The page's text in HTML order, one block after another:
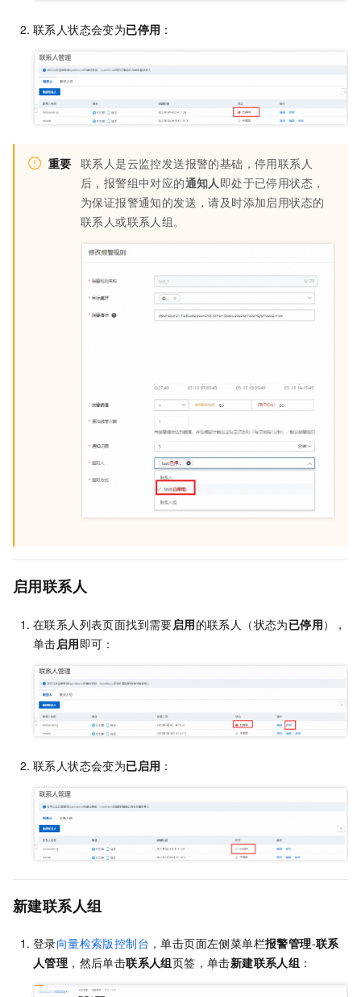
联系人状态会变为已停用 ：
重要 联系人是云监控发送报警的基础，停用联系人
后，报警组中对应的通知人即处于已停用状态，
为保证报警通知的发送，请及时添加启用状态的
联系人或联系人组。
启用联系人
在联系人列表页面找到需要启用的联系人（状态为已停用），
单击启用即可：
联系人状态会变为已启用 ：
新建联系人组
登录向量检索版控制台 ，单击页面左侧菜单栏报警管理-联系
人管理 ，然后单击联系人组页签，单击新建联系人组 ：